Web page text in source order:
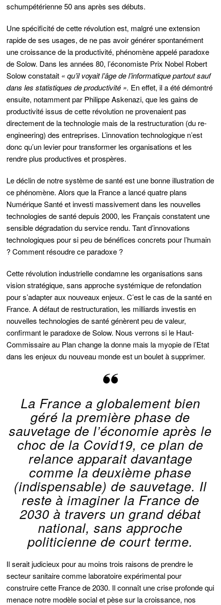
schumpétérienne 50 ans après ses débuts.
Une spécificité de cette révolution est, malgré une extension
rapide de ses usages, de ne pas avoir générer spontanément
une croissance de la productivité, phénomène appelé paradoxe
de Solow. Dans les années 80, l’économiste Prix Nobel Robert
Solow constatait « qu’il voyait l’âge de l’informatique partout sauf
dans les statistiques de productivité ». En effet, il a été démontré
ensuite, notamment par Philippe Askenazi, que les gains de
productivité issus de cette révolution ne provenaient pas
directement de la technologie mais de la restructuration (du re-
engineering) des entreprises. L’innovation technologique n’est
donc qu’un levier pour transformer les organisations et les
rendre plus productives et prospères.
Le déclin de notre système de santé est une bonne illustration de
ce phénomène. Alors que la France a lancé quatre plans
Numérique Santé et investi massivement dans les nouvelles
technologies de santé depuis 2000, les Français constatent une
sensible dégradation du service rendu. Tant d’innovations
technologiques pour si peu de bénéfices concrets pour l’humain
? Comment résoudre ce paradoxe ?
Cette révolution industrielle condamne les organisations sans
vision stratégique, sans approche systémique de refondation
pour s’adapter aux nouveaux enjeux. C’est le cas de la santé en
France. A défaut de restructuration, les milliards investis en
nouvelles technologies de santé génèrent peu de valeur,
confirmant le paradoxe de Solow. Nous verrons si le Haut-
Commissaire au Plan change la donne mais la myopie de l’Etat
dans les enjeux du nouveau monde est un boulet à supprimer.
La France a globalement bien
géré la première phase de
sauvetage de l’économie après le
choc de la Covid19, ce plan de
relance apparait davantage
comme la deuxième phase
(indispensable) de sauvetage. Il
reste à imaginer la France de
2030 à travers un grand débat
national, sans approche
politicienne de court terme.
Il serait judicieux pour au moins trois raisons de prendre le
secteur sanitaire comme laboratoire expérimental pour
construire cette France de 2030. Il connaît une crise profonde qui
menace notre modèle social et pèse sur la croissance, nos